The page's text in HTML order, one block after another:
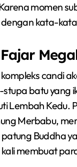
momen
dengan kata-
candi
batu yang
Lembah
Merbabu,
Buddha
membuat